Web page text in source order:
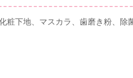
粧下地、マスカラ、歯磨き粉、除